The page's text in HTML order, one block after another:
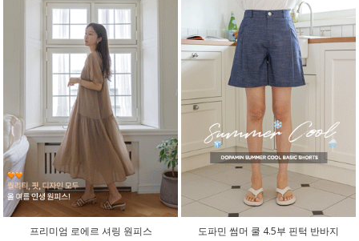
프리미엄 로에르 셔링 원피스 도파민 썸머 쿨 4.5부 핀턱 반바지